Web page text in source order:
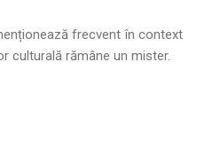
frecvent în context
culturală rămâne un mister.